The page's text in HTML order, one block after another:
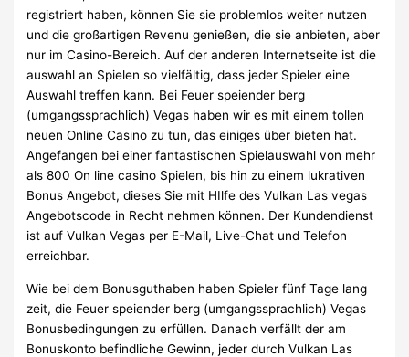
registriert haben, können Sie sie problemlos weiter nutzen
und die großartigen Revenu genießen, die sie anbieten, aber
nur im Casino-Bereich. Auf der anderen Internetseite ist die
auswahl an Spielen so vielfältig, dass jeder Spieler eine
Auswahl treffen kann. Bei Feuer speiender berg
(umgangssprachlich) Vegas haben wir es mit einem tollen
neuen Online Casino zu tun, das einiges über bieten hat.
Angefangen bei einer fantastischen Spielauswahl von mehr
als 800 On line casino Spielen, bis hin zu einem lukrativen
Bonus Angebot, dieses Sie mit HIlfe des Vulkan Las vegas
Angebotscode in Recht nehmen können. Der Kundendienst
ist auf Vulkan Vegas per E-Mail, Live-Chat und Telefon
erreichbar.
Wie bei dem Bonusguthaben haben Spieler fünf Tage lang
zeit, die Feuer speiender berg (umgangssprachlich) Vegas
Bonusbedingungen zu erfüllen. Danach verfällt der am
Bonuskonto befindliche Gewinn, jeder durch Vulkan Las